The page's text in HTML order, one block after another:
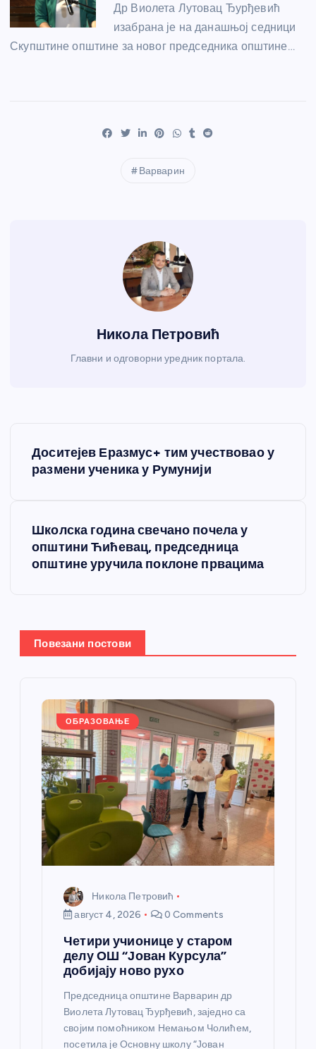
Др Виолета Лутовац Ђурђевић
изабрана је на данашњој седници
Скупштине општине за новог председника општине…
Варварин
Никола Петровић
Главни и одговорни уредник портала.
Доситејев Еразмус+ тим учествовао у
размени ученика у Румунији
Школска година свечано почела у
општини Ћићевац, председница
општине уручила поклоне првацима
Повезани постови
ОБРАЗОВАЊЕ
Никола Петровић
август 4, 2026
0 Comments
Четири учионице у старом
делу ОШ “Јован Курсула”
добијају ново рухо
Председница општине Варварин др
Виолета Лутовац Ђурђевић, заједно са
својим помоћником Немањом Чолићем,
посетила је Основну школу “Јован